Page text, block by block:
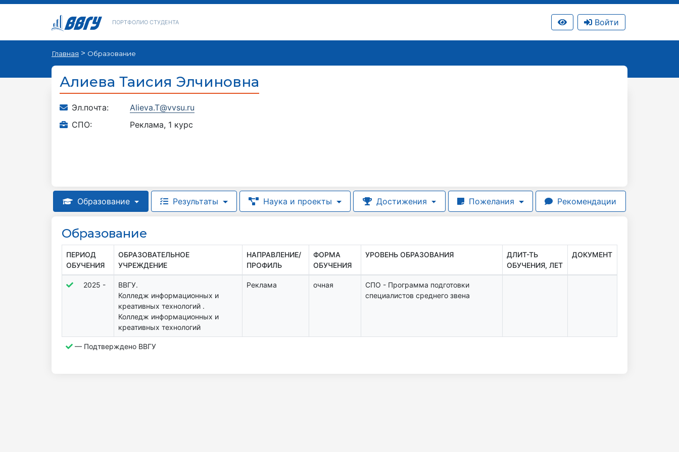
ПОРТФОЛИО СТУДЕНТА Войти
Главная > Образование
Алиева Таисия Элчиновна
Эл.почта:
Alieva.T@vvsu.ru
СПО:
Реклама, 1 курс
Образование Результаты Наука и проекты Достижения Пожелания Рекомендации
Образование
ПЕРИОД
ОБУЧЕНИЯ
ОБРАЗОВАТЕЛЬНОЕ
УЧРЕЖДЕНИЕ
НАПРАВЛЕНИЕ/
ПРОФИЛЬ
ФОРМА
ОБУЧЕНИЯ
УРОВЕНЬ ОБРАЗОВАНИЯ
ДЛИТ-ТЬ
ОБУЧЕНИЯ, ЛЕТ
ДОКУМЕНТ
2025 -
ВВГУ.
Колледж информационных и
креативных технологий .
Колледж информационных и
креативных технологий
Реклама очная
СПО - Программа подготовки
специалистов среднего звена
— Подтверждено ВВГУ